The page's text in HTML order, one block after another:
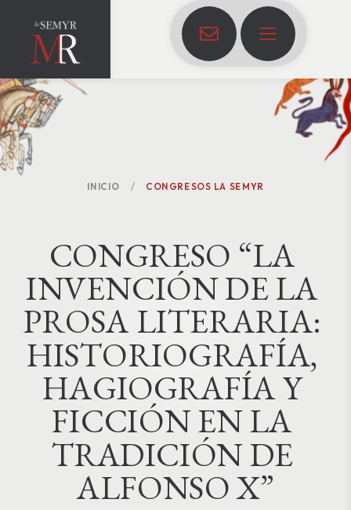
INICIO CONGRESOS LA SEMYR
CONGRESO “LA
INVENCIÓNDELA
PROSALITERARIA:
HISTORIOGRAFÍA,
HAGIOGRAFÍAY
FICCIÓNENLA
TRADICIÓNDE
ALFONSOX”